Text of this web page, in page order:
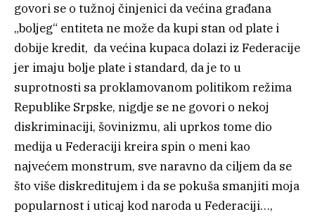
govori se o tužnoj činjenici da većina građana
„boljeg“ entiteta ne može da kupi stan od plate i
dobije kredit, da većina kupaca dolazi iz Federacije
jer imaju bolje plate i standard, da je to u
suprotnosti sa proklamovanom politikom režima
Republike Srpske, nigdje se ne govori o nekoj
diskriminaciji, šovinizmu, ali uprkos tome dio
medija u Federaciji kreira spin o meni kao
najvećem monstrum, sve naravno da ciljem da se
što više diskreditujem i da se pokuša smanjiti moja
popularnost i uticaj kod naroda u Federaciji…,